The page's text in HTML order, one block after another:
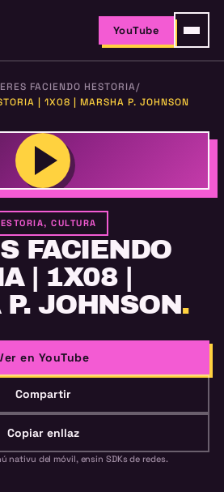
YouTube
FACIENDO HESTORIA/
| 1X08 | MARSHA P. JOHNSON
CULTURA
FACIENDO
| 1X08 |
JOHNSON.
en YouTube
Compartir
Copiar enllaz
nativu del móvil, ensin SDKs de redes.